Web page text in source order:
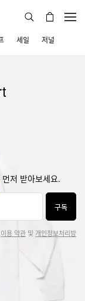
세일 저널
저 받아보세요.
구독
이용 약관 및 개인정보처리방